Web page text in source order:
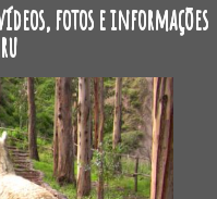
fotos e informações